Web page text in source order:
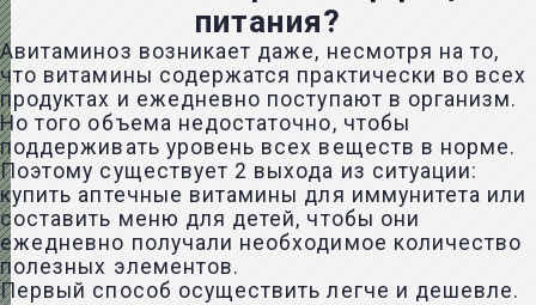
питания?
Авитаминоз возникает даже, несмотря на то,
что витамины содержатся практически во всех
продуктах и ежедневно поступают в организм.
Но того объема недостаточно, чтобы
поддерживать уровень всех веществ в норме.
Поэтому существует 2 выхода из ситуации:
купить аптечные витамины для иммунитета или
составить меню для детей, чтобы они
ежедневно получали необходимое количество
полезных элементов.
Первый способ осуществить легче и дешевле.